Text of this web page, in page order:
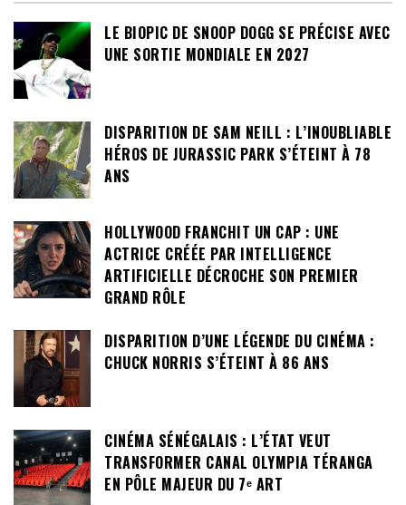
LE BIOPIC DE SNOOP DOGG SE PRÉCISE AVEC
UNE SORTIE MONDIALE EN 2027
DISPARITION DE SAM NEILL : L’INOUBLIABLE
HÉROS DE JURASSIC PARK S’ÉTEINT À 78
ANS
HOLLYWOOD FRANCHIT UN CAP : UNE
ACTRICE CRÉÉE PAR INTELLIGENCE
ARTIFICIELLE DÉCROCHE SON PREMIER
GRAND RÔLE
DISPARITION D’UNE LÉGENDE DU CINÉMA :
CHUCK NORRIS S’ÉTEINT À 86 ANS
CINÉMA SÉNÉGALAIS : L’ÉTAT VEUT
TRANSFORMER CANAL OLYMPIA TÉRANGA
EN PÔLE MAJEUR DU 7ᵉ ART